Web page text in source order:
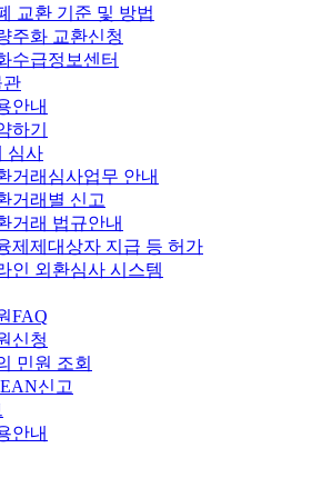
교환 기준 및 방법
주화 교환신청
수급정보센터
관
안내
하기
심사
거래심사업무 안내
거래별 신고
거래 법규안내
제제대상자 지급 등 허가
인 외환심사 시스템
FAQ
신청
민원 조회
신고
안내